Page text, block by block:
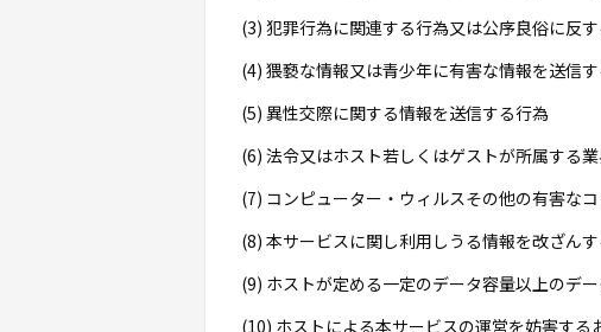
(3) 犯罪行為に関連する行為又は公序良俗に反
(4) 猥褻な情報又は青少年に有害な情報を送信
(5) 異性交際に関する情報を送信する行為
(6) 法令又はホスト若しくはゲストが所属する
(7) コンピューター・ウィルスその他の有害な
(8) 本サービスに関し利用しうる情報を改ざん
(9) ホストが定める一定のデータ容量以上のデ
(10) ホストによる本サービスの運営を妨害する